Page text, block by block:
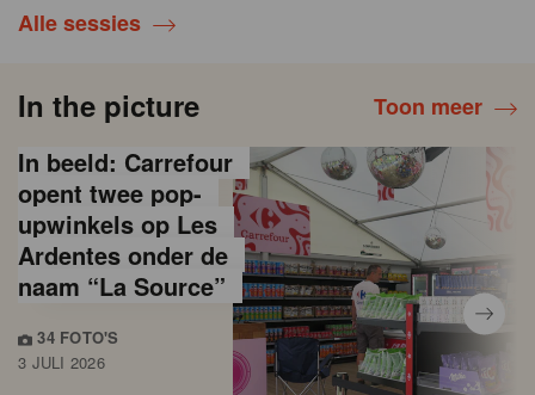
Alle sessies
In the picture Toon meer
In beeld: Carrefour
opent twee pop-
upwinkels op Les
Ardentes onder de
naam “La Source”
34 FOTO'S
3 JULI 2026